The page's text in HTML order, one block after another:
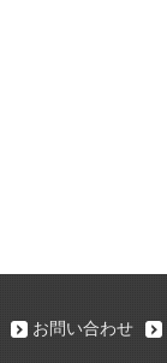
お問い合わせ